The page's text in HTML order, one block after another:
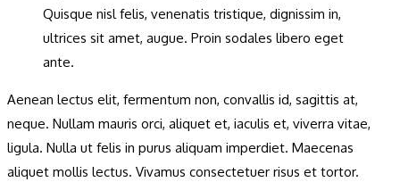
Quisque nisl felis, venenatis tristique, dignissim in,
ultrices sit amet, augue. Proin sodales libero eget
ante.
Aenean lectus elit, fermentum non, convallis id, sagittis at,
neque. Nullam mauris orci, aliquet et, iaculis et, viverra vitae,
ligula. Nulla ut felis in purus aliquam imperdiet. Maecenas
aliquet mollis lectus. Vivamus consectetuer risus et tortor.